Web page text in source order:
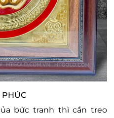
PHÚC
bức tranh thì cần treo